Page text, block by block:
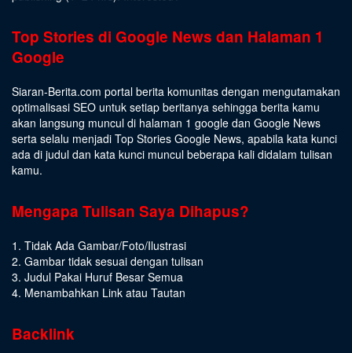
Top Stories di Google News dan Halaman 1
Google
Siaran-Berita.com portal berita komunitas dengan mengutamakan
optimalisasi SEO untuk setiap beritanya sehingga berita kamu
akan langsung muncul di halaman 1 google dan Google News
serta selalu menjadi Top Stories Google News, apabila kata kunci
ada di judul dan kata kunci muncul beberapa kali didalam tulisan
kamu.
Mengapa Tulisan Saya Dihapus?
1. Tidak Ada Gambar/Foto/Ilustrasi
2. Gambar tidak sesuai dengan tulisan
3. Judul Pakai Huruf Besar Semua
4. Menambahkan Link atau Tautan
Backlink